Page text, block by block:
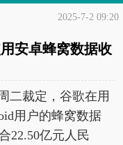
2025-7-2 09:20
安卓蜂窝数据收
二裁定，谷歌在用
用户的蜂窝数据
22.50亿元人民